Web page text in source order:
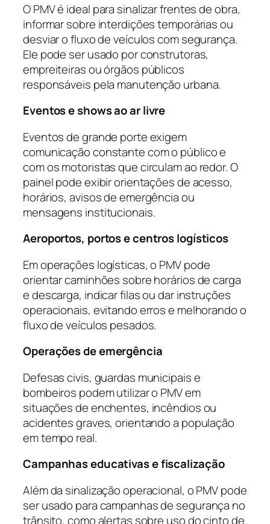
O PMV é ideal para sinalizar frentes de obra,
informar sobre interdições temporárias ou
desviar o fluxo de veículos com segurança.
Ele pode ser usado por construtoras,
empreiteiras ou órgãos públicos
responsáveis pela manutenção urbana.
Eventos e shows ao ar livre
Eventos de grande porte exigem
comunicação constante com o público e
com os motoristas que circulam ao redor. O
painel pode exibir orientações de acesso,
horários, avisos de emergência ou
mensagens institucionais.
Aeroportos, portos e centros logísticos
Em operações logísticas, o PMV pode
orientar caminhões sobre horários de carga
e descarga, indicar filas ou dar instruções
operacionais, evitando erros e melhorando o
fluxo de veículos pesados.
Operações de emergência
Defesas civis, guardas municipais e
bombeiros podem utilizar o PMV em
situações de enchentes, incêndios ou
acidentes graves, orientando a população
em tempo real.
Campanhas educativas e fiscalização
Além da sinalização operacional, o PMV pode
ser usado para campanhas de segurança no
trânsito, como alertas sobre uso do cinto de